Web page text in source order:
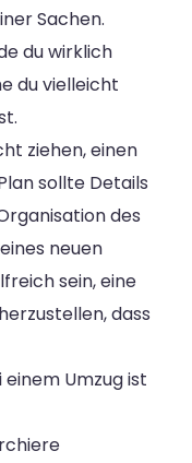
Sachen.
du wirklich
du vielleicht
ziehen, einen
sollte Details
des
neuen
sein, eine
dass
Umzug ist